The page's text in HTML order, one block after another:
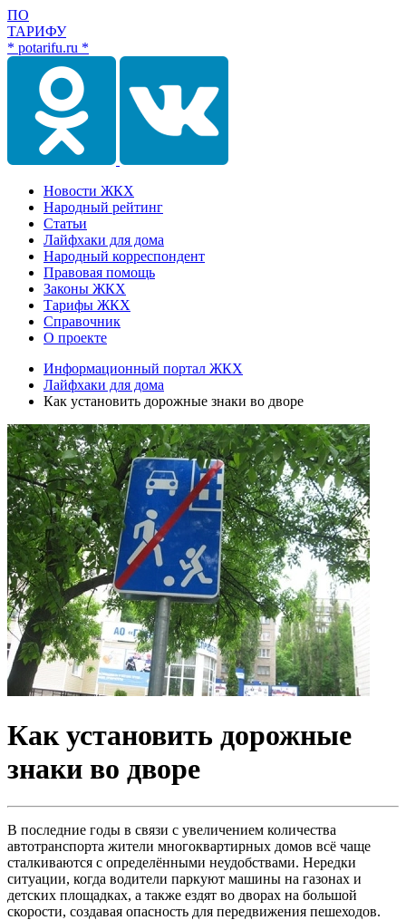
ПО
ТАРИФУ
* potarifu.ru *
Новости ЖКХ
Народный рейтинг
Статьи
Лайфхаки для дома
Народный корреспондент
Правовая помощь
Законы ЖКХ
Тарифы ЖКХ
Справочник
О проекте
Информационный портал ЖКХ
Лайфхаки для дома
Как установить дорожные знаки во дворе
Как установить дорожные
знаки во дворе
В последние годы в связи с увеличением количества
автотранспорта жители многоквартирных домов всё чаще
сталкиваются с определёнными неудобствами. Нередки
ситуации, когда водители паркуют машины на газонах и
детских площадках, а также ездят во дворах на большой
скорости, создавая опасность для передвижения пешеходов.